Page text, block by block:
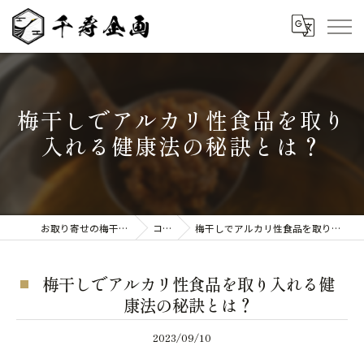
梅干しでアルカリ性食品を取り
入れる健康法の秘訣とは？
お取り寄せの梅干しなら千寿企画 コラム 梅干しでアルカリ性食品を取り入れる健康法の秘訣とは？
梅干しでアルカリ性食品を取り入れる健
康法の秘訣とは？
2023/09/10